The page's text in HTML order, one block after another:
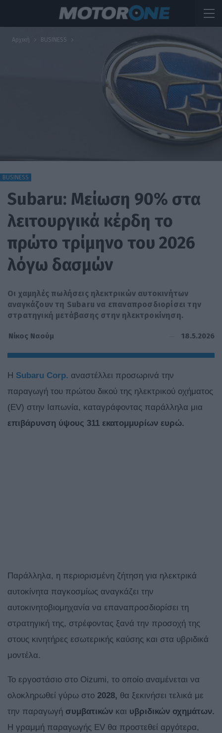
Αρχική BUSINESS
BUSINESS
Subaru: Μείωση 90% στα
λειτουργικά κέρδη το
πρώτο τρίμηνο του 2026
λόγω δασμών
Οι χαμηλές πωλήσεις ηλεκτρικών αυτοκινήτων
αναγκάζουν τη Subaru να επαναπροσδιορίσει την
στρατηγική μετάβασης στην ηλεκτροκίνηση.
Νίκος Ναούμ 18.5.2026
Η Subaru Corp. αναστέλλει προσωρινά την
παραγωγή του πρώτου δικού της ηλεκτρικού οχήματος
(EV) στην Ιαπωνία, καταγράφοντας παράλληλα μια
επιβάρυνση ύψους 311 εκατομμυρίων ευρώ.
Παράλληλα, η περιορισμένη ζήτηση για ηλεκτρικά
αυτοκίνητα παγκοσμίως αναγκάζει την
αυτοκινητοβιομηχανία να επαναπροσδιορίσει τη
στρατηγική της, στρέφοντας ξανά την προσοχή της
στους κινητήρες εσωτερικής καύσης και στα υβριδικά
μοντέλα.
Το εργοστάσιο στο Oizumi, το οποίο αναμένεται να
ολοκληρωθεί γύρω στο 2028, θα ξεκινήσει τελικά με
την παραγωγή συμβατικών και υβριδικών οχημάτων.
Η γραμμή παραγωγής EV θα προστεθεί αργότερα,